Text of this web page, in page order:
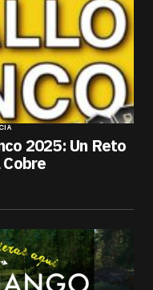
2025: Un Reto